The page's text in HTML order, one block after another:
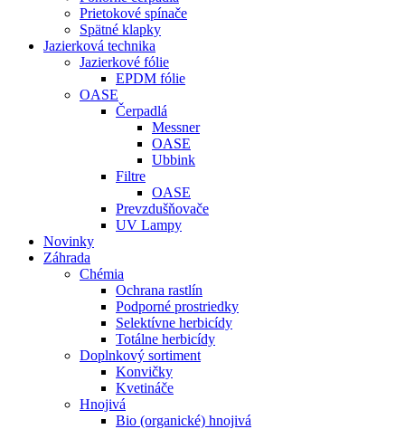
Prietokové spínače
Spätné klapky
Jazierková technika
Jazierkové fólie
EPDM fólie
OASE
Čerpadlá
Messner
OASE
Ubbink
Filtre
OASE
Prevzdušňovače
UV Lampy
Novinky
Záhrada
Chémia
Ochrana rastlín
Podporné prostriedky
Selektívne herbicídy
Totálne herbicídy
Doplnkový sortiment
Konvičky
Kvetináče
Hnojivá
Bio (organické) hnojivá